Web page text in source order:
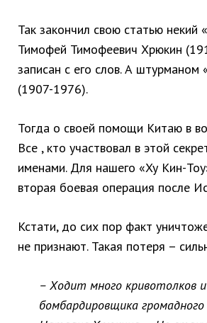
Так закончил свою статью
Тимофей Тимофеевич Хрюкин
записан с его слов. А
(1907-1976).
Тогда о своей помощи Китаю в
Все , кто участвовал в этой
именами. Для нашего «Ху Кин-
вторая боевая операция после
Кстати, до сих пор факт
не признают. Такая потеря –
– Ходит много кривотолков
бомбардировщика